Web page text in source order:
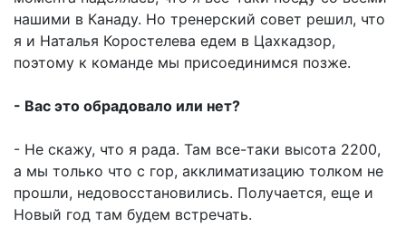
нашими в Канаду. Но тренерский совет решил, что
я и Наталья Коростелева едем в Цахкадзор,
поэтому к команде мы присоединимся позже.
- Вас это обрадовало или нет?
- Не скажу, что я рада. Там все-таки высота 2200,
а мы только что с гор, акклиматизацию толком не
прошли, недовосстановились. Получается, еще и
Новый год там будем встречать.